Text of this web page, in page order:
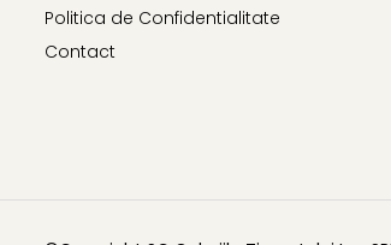
Politica de Confidentialitate
Contact